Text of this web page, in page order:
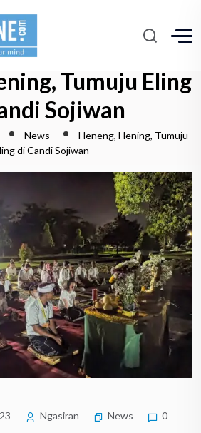
Tumuju Eling
Sojiwan
News
Heneng, Hening, Tumuju
di Candi Sojiwan
Ngasiran News 0